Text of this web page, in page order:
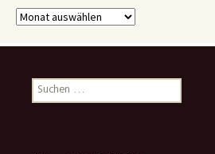
Archiv
Suchen
nach: